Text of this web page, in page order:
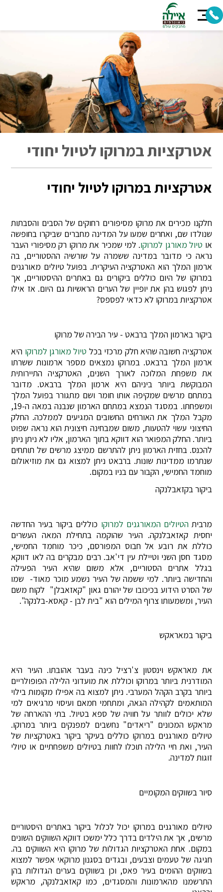
אטרקציות במרוקו לטיול יחודי
אטרקציות במרוקו לטיול יחודי
חלקנו מכירים את מרוקו מסיפורים רחוקים של הסבים והסבתות
שנולדו שם, ואחרים שמעו על המדינה מחברים שביקרו בחופשה
או טיול מאורגן למרוקו. למי שמכיר את מרוקו רק מסיפורי העבר
נראה כי מדובר במדינה ששמרה על שורשיה ההסטוריים, בה
ארמון המלך הוא האטרקציה העיקרית. בפועל טיולים מאורגנים
במרוקו של היום כוללים ביקורים גם באתרים ההיסטוריים, אך
ניתן לפגוש בהן את יופיין של הערים הראשיות גם היום. אז אילו
אטרקציות במרוקו לא כדאי לפספס?
ביקור בארמון המלך ברבאט - עיר הבירה של מרוקו
אטרקציה חשובה שהיא חלק מרכזי בכל טיול מאורגן למרוקו היא
ארמון המלך ברבאט. במרוקו נמצאים מספר ארמונות ששרתו
את משפחת המלוכה לאורך השנים, האטרקציה התיירותית
המבוקשת ביותר ביניהם היא ארמון המלך ברבאט. מדובר
במתחם מרשים שמקיפה אותו חומר ושם מתגורר בפועל המלך
ומשפחתו. במסגד הנמצא במתחם הארמון שנבנה במאה ה-19,
מקבל המלך את האורחים החשובים המגיעים לממלכה. החלק
החיצוני עשוי להטעות, משום שמבחינה חיצונית הוא נראה שפוט
ביותר. החלק המפואר הוא דווקא בתוך הארמון, אליו לא ניתן ניתן
להכנס. בחזית הארמון ניתן להתרשם ממיצג מרשים של תותחים
שנתרמו ממדינות שונות. ברבאט ניתן למצוא גם את מוזיאולום
מוחמד החמישי, הקבור עם בניו במקום.
ביקור בקזאבלנקה
מרבית הטיולים המאורגנים למרוקו כוללים ביקור בעיר החדשה
יחסית קאזאבלנקה. העיר שהוקמה בתחילת המאה העשרים
כוללת את רובע אל חבוס המפורסם, כיכר מוחמד החמישי,
מסגד חסן השני וטיילת עין די'אב. רבים מבקרים בה לאו דווקא
בגלל אתרים הסטוריים, אלא משום שהיא העיר הפעילה
והחדישה ביותר. למי ששמה של העיר נשמע מוכר מאוד- שמו
של הסרט הידוע בכיכובו של יהורם גאון "קאזאבלן" לקוח משם
העיר, ומשמעותו צרוף המילים הוא "בית לבן - קאסא-בלנקה".
ביקור במאראקש
את מאראקש וינסטון צ'רציל כינה בעבר אהובתו. העיר היא
המודרנית ביותר במרוקו וכוללת את מועדוני הלילה הפופולריים
ביותר בקרב הקהל המערבי. ניתן למצוא בה אפילו מקומות בילוי
המותאמים לקהילה הגאה, ומתחמי חמאם ועיסוי מרגיאים למי
שלא יכולים לוותר על חוויה של ספא בטיול. בתי ההארחה של
מראקש המכונים "ריאדים" נחשבים למפנקים ביותר במרוקו.
טיולים מאורגנים במרוקו כוללים בעיקר ביקור באטרקציות של
העיר, ואת חיי הלילה תוכלו לחוות בטיולים משפחתיים או טיולי
זוגות למדינה.
סיור בשווקים המקומיים
טיולים מאורגנים במרוקו יכול לכלול ביקור באתרים היסטוריים
מרשים, אך את הילדים בדרך כלל ימשכו דווקא השווקים השונים
במקום. אחת האטרקציות הגדולות של מרוקו היא השווקים בה.
חגיגה של טעמים וצבעים, ובגדים בסגנון מרוקאי אפשר למצוא
בשווקים ההומים בעיר פאס, וכן בשווקים בערים הגדולות בהן
התרשמנו מהארמונות והמסגדים, כמו קאזאבלנקה, מראקש